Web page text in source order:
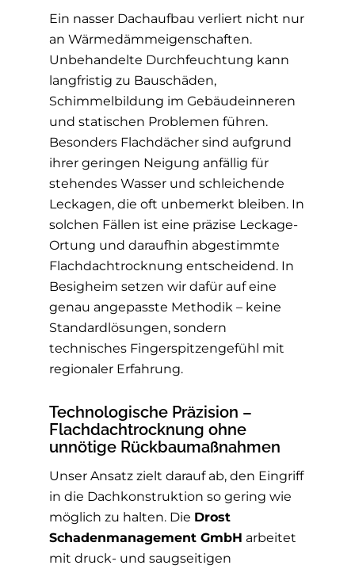
Ein nasser Dachaufbau verliert nicht nur
an Wärmedämmeigenschaften.
Unbehandelte Durchfeuchtung kann
langfristig zu Bauschäden,
Schimmelbildung im Gebäudeinneren
und statischen Problemen führen.
Besonders Flachdächer sind aufgrund
ihrer geringen Neigung anfällig für
stehendes Wasser und schleichende
Leckagen, die oft unbemerkt bleiben. In
solchen Fällen ist eine präzise Leckage-
Ortung und daraufhin abgestimmte
Flachdachtrocknung entscheidend. In
Besigheim setzen wir dafür auf eine
genau angepasste Methodik – keine
Standardlösungen, sondern
technisches Fingerspitzengefühl mit
regionaler Erfahrung.
Technologische Präzision –
Flachdachtrocknung ohne
unnötige Rückbaumaßnahmen
Unser Ansatz zielt darauf ab, den Eingriff
in die Dachkonstruktion so gering wie
möglich zu halten. Die Drost
Schadenmanagement GmbH arbeitet
mit druck- und saugseitigen